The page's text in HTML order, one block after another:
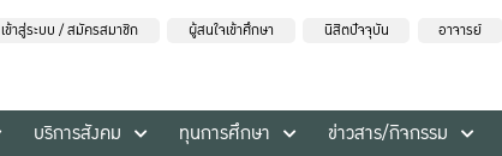
เข้าสู่ระบบ / สมัครสมาชิก ผู้สนใจเข้าศึกษา นิสิตปัจจุบัน อาจารย์
บริการสังคม ทุนการศึกษา ข่าวสาร/กิจกรรม